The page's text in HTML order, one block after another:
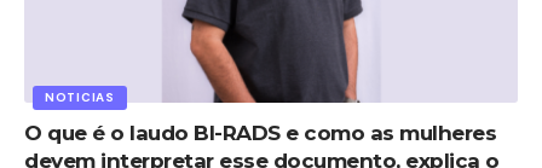
NOTICIAS
O que é o laudo BI-RADS e como as mulheres
devem interpretar esse documento, explica o